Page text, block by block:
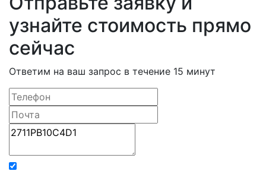
узнайте стоимость прямо
сейчас
Ответим на ваш запрос в течение 15 минут